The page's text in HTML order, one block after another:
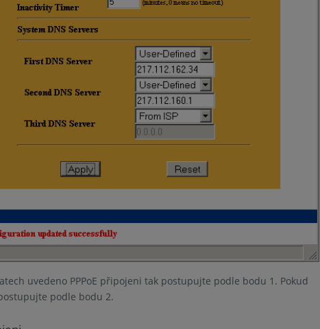
uvedeno PPPoE připojeni tak postupujte podle bodu 1. Pokud
podle bodu 2.